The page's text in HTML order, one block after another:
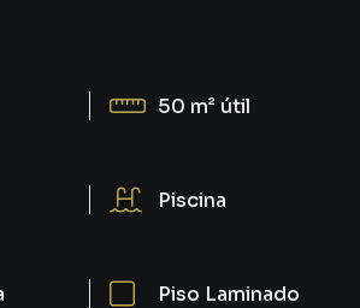
50 m² útil
Piscina
Piso Laminado